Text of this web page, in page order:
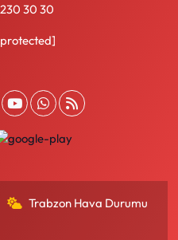
30 30
Trabzon Hava Durumu